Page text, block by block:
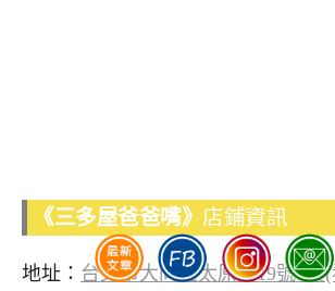
《三多屋爸爸嘴》 店鋪資訊
地址： 台北市大同區太原路19號1樓